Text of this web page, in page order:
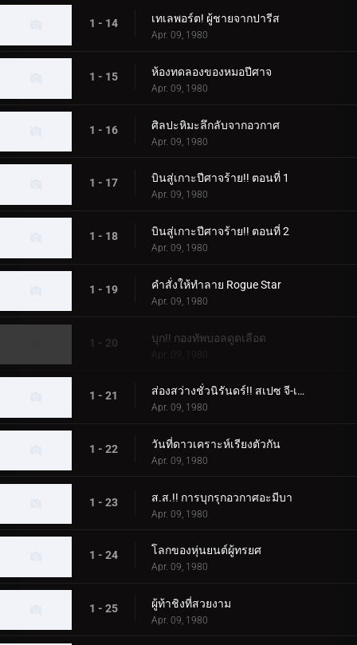
1 - 14 เทเลพอร์ต! ผู้ชายจากปารีส
Apr. 09, 1980
1 - 15 ห้องทดลองของหมอปีศาจ
Apr. 09, 1980
1 - 16 ศิลปะหิมะลึกลับจากอวกาศ
Apr. 09, 1980
1 - 17 บินสู่เกาะปีศาจร้าย!! ตอนที่ 1
Apr. 09, 1980
1 - 18 บินสู่เกาะปีศาจร้าย!! ตอนที่ 2
Apr. 09, 1980
1 - 19 คำสั่งให้ทำลาย Rogue Star
Apr. 09, 1980
1 - 20 บุก!! กองทัพบอลดูดเลือด
Apr. 09, 1980
1 - 21 ส่องสว่างชั่วนิรันดร์!! สเปซ จี-เม็น 85
Apr. 09, 1980
1 - 22 วันที่ดาวเคราะห์เรียงตัวกัน
Apr. 09, 1980
1 - 23 ส.ส.!! การบุกรุกอวกาศอะมีบา
Apr. 09, 1980
1 - 24 โลกของหุ่นยนต์ผู้ทรยศ
Apr. 09, 1980
1 - 25 ผู้ท้าชิงที่สวยงาม
Apr. 09, 1980